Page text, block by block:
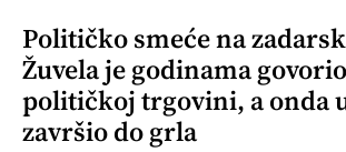
Političko smeće na
Žuvela je godinama
političkoj trgovini, a onda
završio do grla